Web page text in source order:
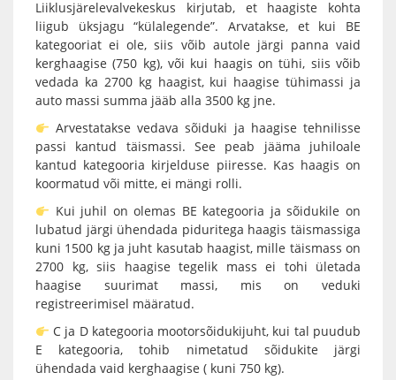
Liiklusjärelevalvekeskus kirjutab, et haagiste kohta
liigub üksjagu “külalegende”. Arvatakse, et kui BE
kategooriat ei ole, siis võib autole järgi panna vaid
kerghaagise (750 kg), või kui haagis on tühi, siis võib
vedada ka 2700 kg haagist, kui haagise tühimassi ja
auto massi summa jääb alla 3500 kg jne.
Arvestatakse vedava sõiduki ja haagise tehnilisse
passi kantud täismassi. See peab jääma juhiloale
kantud kategooria kirjelduse piiresse. Kas haagis on
koormatud või mitte, ei mängi rolli.
Kui juhil on olemas BE kategooria ja sõidukile on
lubatud järgi ühendada piduritega haagis täismassiga
kuni 1500 kg ja juht kasutab haagist, mille täismass on
2700 kg, siis haagise tegelik mass ei tohi ületada
haagise suurimat massi, mis on veduki
registreerimisel määratud.
C ja D kategooria mootorsõidukijuht, kui tal puudub
E kategooria, tohib nimetatud sõidukite järgi
ühendada vaid kerghaagise ( kuni 750 kg).